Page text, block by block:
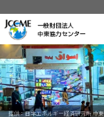
提供：日本エネルギー経済研究所 中